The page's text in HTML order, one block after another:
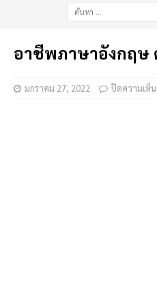
อาชีพภาษาอังกฤษ
มกราคม 27, 2022 ปิดความเห็น